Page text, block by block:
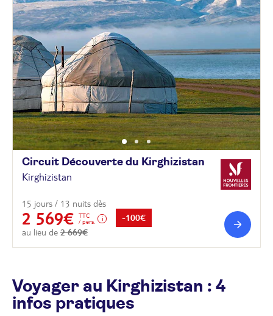
Circuit Découverte du Kirghizistan
Kirghizistan
15 jours / 13 nuits dès
2 569€
TTC
/ pers.
au lieu de 2 669€
-100€
Voyager au Kirghizistan : 4
infos pratiques